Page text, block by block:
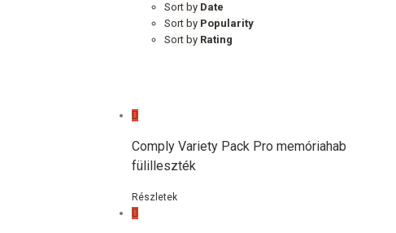
Sort by Date
Sort by Popularity
Sort by Rating
Comply Variety Pack Pro memóriahab
fülilleszték
Részletek